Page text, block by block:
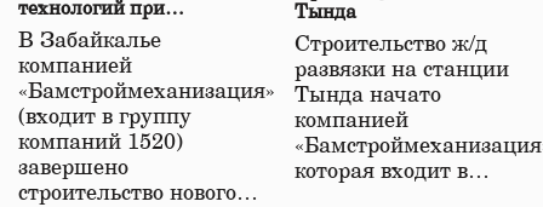
технологий при
строительстве нового моста
в Забайкалье
В Забайкалье
компанией
«Бамстроймеханизация»
(входит в группу
компаний 1520)
завершено
строительство нового…
Тында
Строительство ж/д
развязки на станции
Тында начато
компанией
которая входит в…